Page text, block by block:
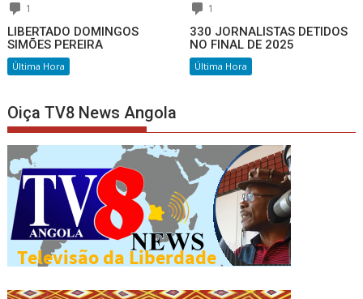
1
LIBERTADO DOMINGOS
SIMÕES PEREIRA
Última Hora
1
330 JORNALISTAS DETIDOS
NO FINAL DE 2025
Última Hora
Oiça TV8 News Angola